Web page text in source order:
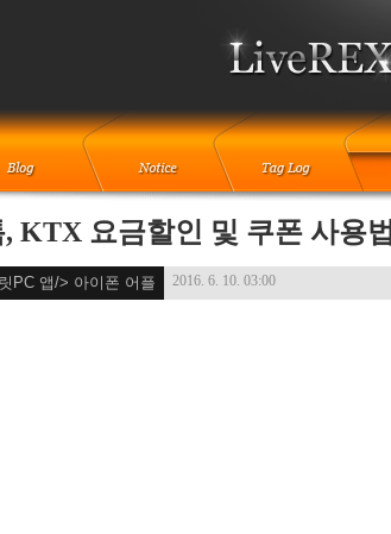
KTX 요금할인 및 쿠폰 사용법
PC 앱/> 아이폰 어플 2016. 6. 10. 03:00